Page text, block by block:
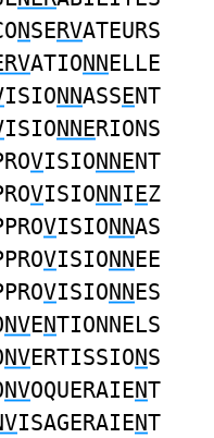
NSERVATEURS
ATIONNELLE
ISIONNASSENT
ISIONNERIONS
VISIONNENT
VISIONNIEZ
VISIONNAS
VISIONNEE
VISIONNES
NVENTIONNELS
NVERTISSIONS
NVOQUERAIENT
ISAGERAIENT